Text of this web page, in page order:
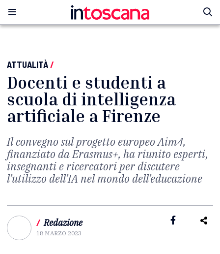
ATTUALITÀ/
Docenti e studenti a
scuola di intelligenza
artificiale a Firenze
Il convegno sul progetto europeo Aim4,
finanziato da Erasmus+, ha riunito esperti,
insegnanti e ricercatori per discutere
l’utilizzo dell’IA nel mondo dell’educazione
/ Redazione
18 MARZO 2023